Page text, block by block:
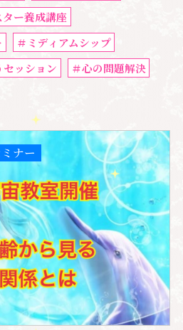
ー養成講座
＃ミディアムシップ
ッション
＃心の問題解決
ナー